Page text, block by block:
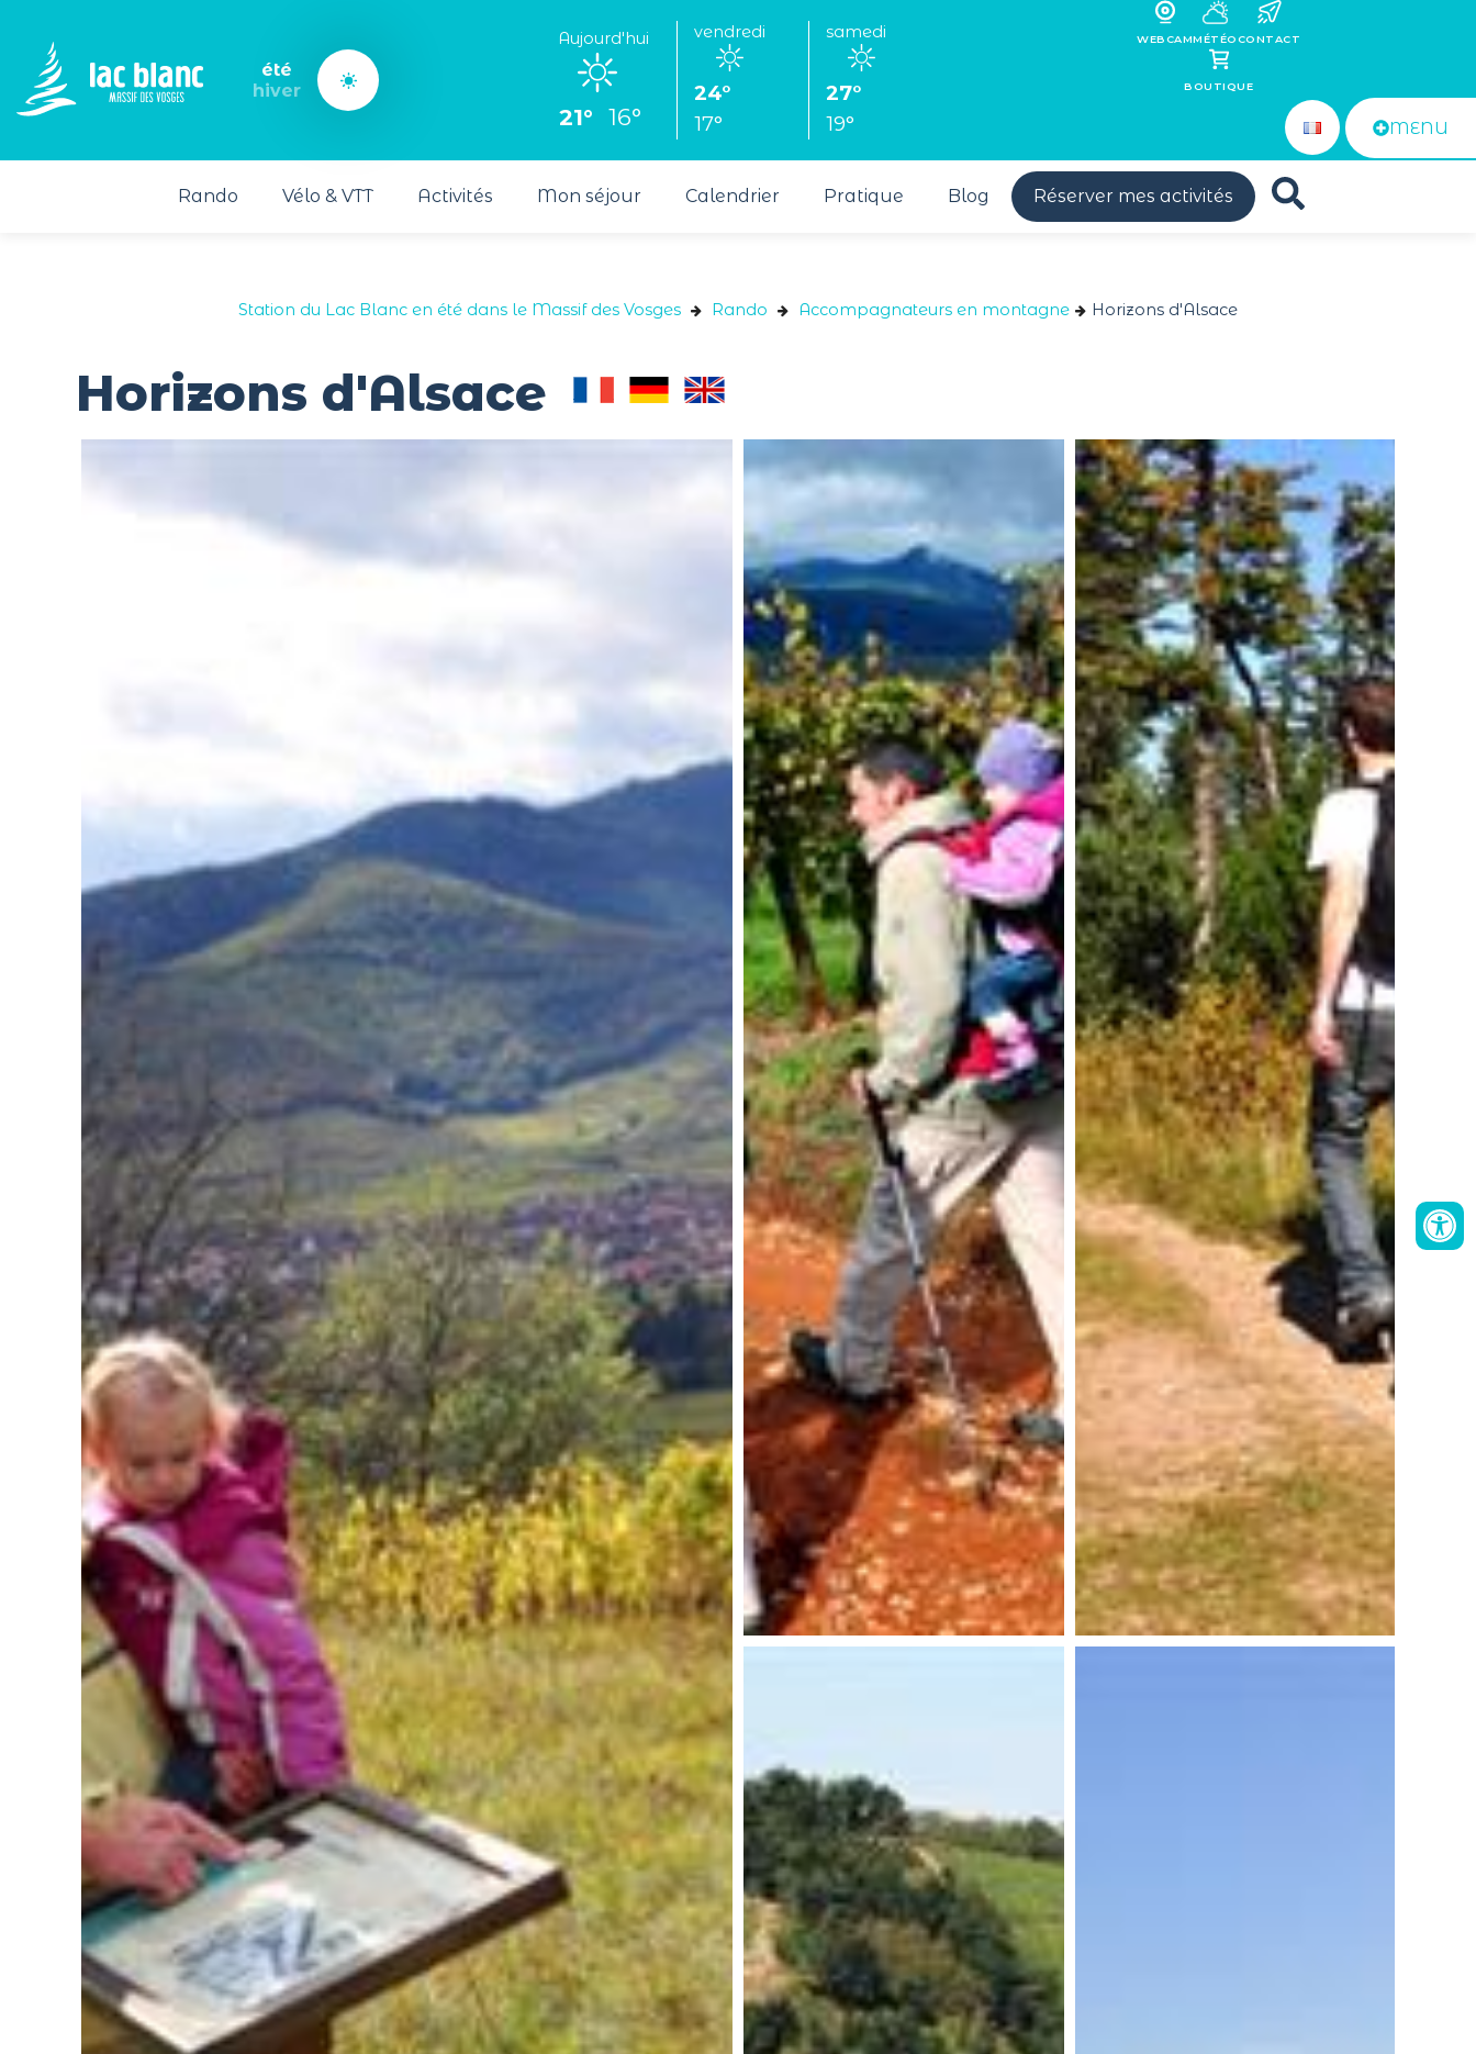
été
hiver
Aujourd'hui
21° 16°
vendredi
24°
17°
samedi
27°
19°
WEBCAMMÉTÉOCONTACT
BOUTIQUE
MENU
Rando Vélo & VTT Activités Mon séjour Calendrier Pratique Blog Réserver mes activités
Station du Lac Blanc en été dans le Massif des Vosges Rando Accompagnateurs en montagne Horizons d'Alsace
Horizons d'Alsace